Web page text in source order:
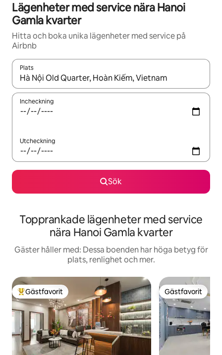
Lägenheter med service nära Hanoi
Gamla kvarter
Hitta och boka unika lägenheter med service på
Airbnb
Plats
När resultaten är tillgängliga kan du navigera med upp- och
Incheckning
Utcheckning
Sök
Topprankade lägenheter med service
nära Hanoi Gamla kvarter
Gäster håller med: Dessa boenden har höga betyg för
plats, renlighet och mer.
Populär gästfavorit
Gästfavorit Gästfavorit
Gästfavorit